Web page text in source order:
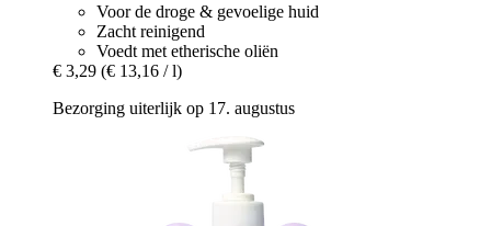
Voor de droge & gevoelige huid
Zacht reinigend
Voedt met etherische oliën
€ 3,29 (€ 13,16 / l)
Bezorging uiterlijk op 17. augustus